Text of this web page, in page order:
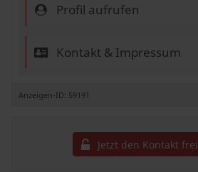
Profil aufrufen
Kontakt & Impressum
Anzeigen-ID: 59191
Jetzt den Kontakt